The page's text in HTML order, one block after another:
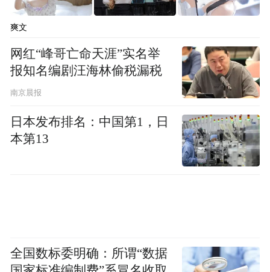
爽文
网红“峰哥亡命天涯”实名举
报知名编剧汪海林偷税漏税
南京晨报
日本发布排名：中国第1，日
本第13
全国数标委明确：所谓“数据